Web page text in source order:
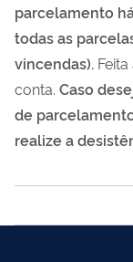
parcelamento
todas as
vincendas).
conta. Caso
de
realize a